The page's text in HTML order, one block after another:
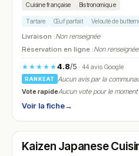
Cuisine française Bistronomique
Tartare Œuf parfait Velouté de
Livraison :Non renseignée
Réservation en ligne :Non renseignée
★★★★★4.8/5· 44 avis Google
RANKEAT
Aucun avis par la
Vote rapideAucun vote pour le moment
Voir la fiche→
N° 8
Kaizen Japanese